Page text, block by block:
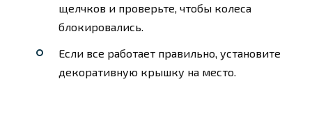
щелчков и проверьте, чтобы колеса
блокировались.
Если все работает правильно, установите
декоративную крышку на место.